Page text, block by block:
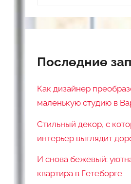
Последние
Как дизайнер
маленькую студию в
Стильный декор, с
интерьер выглядит
И снова бежевый:
квартира в Гетеборге